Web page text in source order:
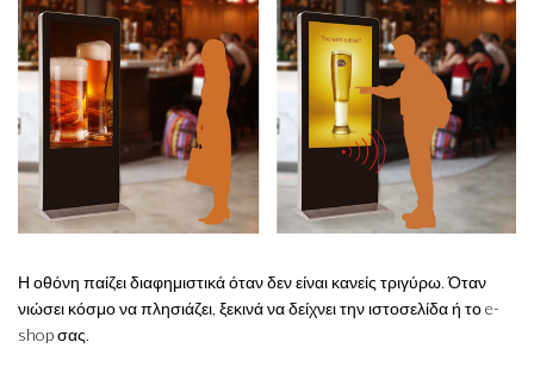
Η οθόνη παίζει διαφημιστικά όταν δεν είναι κανείς τριγύρω. Όταν
νιώσει κόσμο να πλησιάζει, ξεκινά να δείχνει την ιστοσελίδα ή το e-
shop σας.